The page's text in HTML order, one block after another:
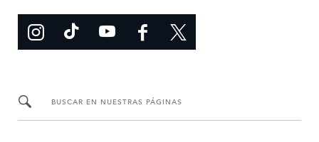
BUSCAR EN NUESTRAS PÁGINAS